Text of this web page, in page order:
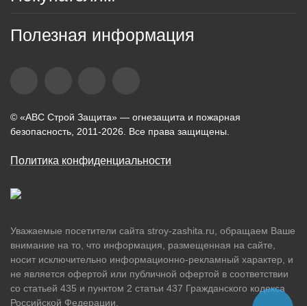
Полезная информация
© «АВС Строй Защита» — огнезащита и пожарная
безопасность, 2011-2026. Все права защищены.
Политика конфиденциальности
Уважаемые посетители сайта stroy-zashita.ru, обращаем Ваше
внимание на то, что информация, размещенная на сайте,
носит исключительно информационно-рекламный характер, и
не является офертой или публичной офертой в соответствии
со статьей 435 и пунктом 2 статьи 437 Гражданского кодекса
Российской Федерации.